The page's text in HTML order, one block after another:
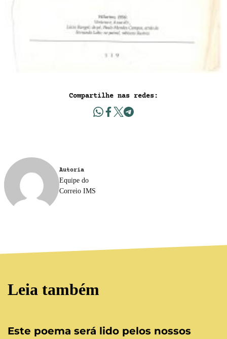
Compartilhe nas redes:
Autoria
Equipe do
Correio IMS
Leia também
Este poema será lido pelos nossos